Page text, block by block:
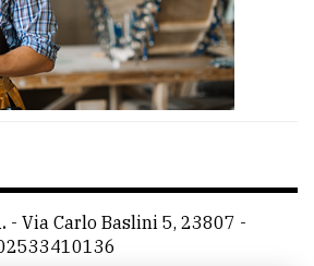
- Via Carlo Baslini 5, 23807 -